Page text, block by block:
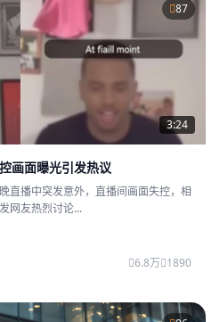
87
3:24
画面曝光引发热议
直播中突发意外，直播间画面失控，相
网友热烈讨论...
6.8万 1890